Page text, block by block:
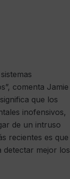
comenta Jamie
que los
inofensivos,
de un intruso
recientes es que
detectar mejor los